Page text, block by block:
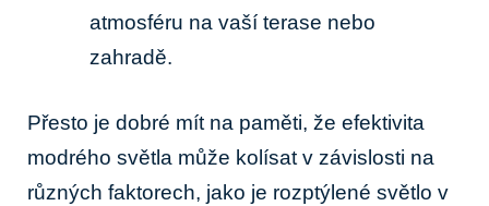
atmosféru na vaší terase nebo
zahradě.
Přesto je dobré mít na paměti, že efektivita
modrého světla může kolísat v závislosti na
různých faktorech, jako je rozptýlené světlo v